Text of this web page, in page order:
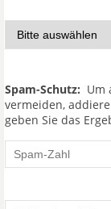
Spam-Schutz: Um
vermeiden,
geben Sie das